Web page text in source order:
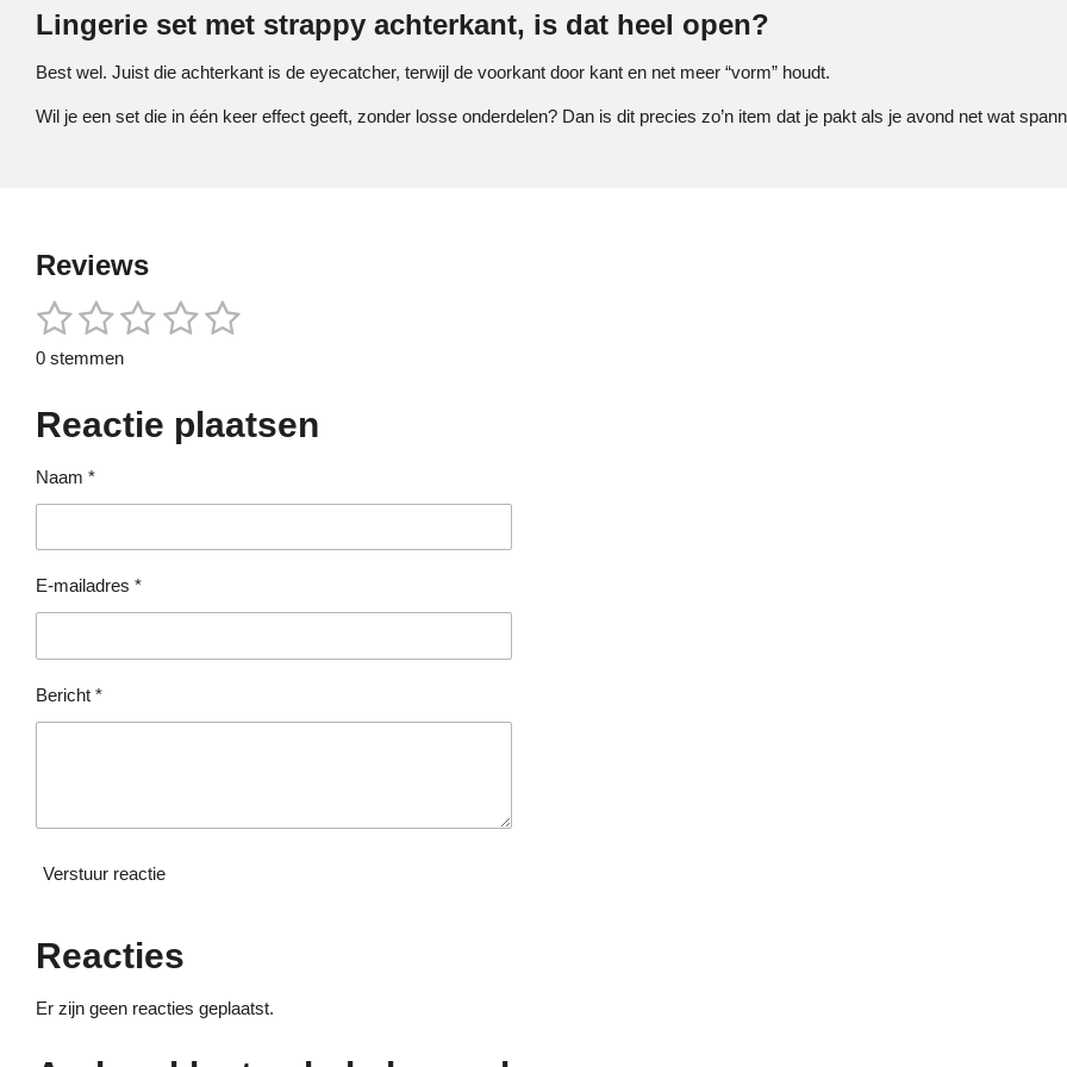
Lingerie set met strappy achterkant, is dat heel open?
Best wel. Juist die achterkant is de eyecatcher, terwijl de voorkant door kant en net meer “vorm” houdt.
Wil je een set die in één keer effect geeft, zonder losse onderdelen? Dan is dit precies zo’n item dat je pakt als je avond net wat
Reviews
R
a
t
n
g
:
t
1
s
e
r
2
s
e
r
r
e
n
3
s
e
r
e
n
4
e
r
e
5
e
r
e
S
e
n
0 stemmen
Reactie plaatsen
Naam *
E-mailadres *
Bericht *
Verstuur reactie
Reacties
Er zijn geen reacties geplaatst.